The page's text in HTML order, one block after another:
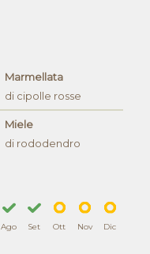
Marmellata
di cipolle rosse
Miele
di rododendro
Ago Set Ott Nov Dic